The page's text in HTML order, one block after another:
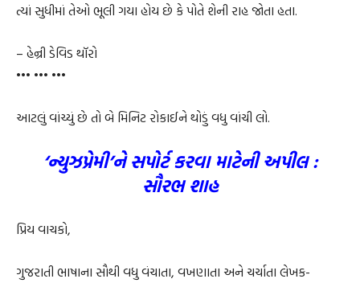
ત્યાં સુધીમાં તેઓ ભૂલી ગયા હોય છે કે પોતે શેની રાહ જોતા હતા.
– હેન્રી ડેવિડ થૉરો
••• ••• •••
આટલું વાંચ્યું છે તો બે મિનિટ રોકાઈને થોડું વધુ વાંચી લો.
‘ન્યુઝપ્રેમી’ને સપોર્ટ કરવા માટેની અપીલ :
સૌરભ શાહ
પ્રિય વાચકો,
ગુજરાતી ભાષાના સૌથી વધુ વંચાતા, વખણાતા અને ચર્ચાતા લેખક-